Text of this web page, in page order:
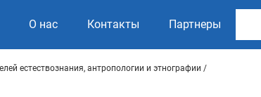
О нас Контакты Партнеры
естествознания, антропологии и этнографии